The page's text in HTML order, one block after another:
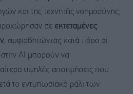
και της τεχνητής νοημοσύνης,
σε εκτεταμένες
, αμφισβητώντας κατά πόσο οι
στην AI μπορούν να
υψηλές αποτιμήσεις που
το εντυπωσιακό ράλι των